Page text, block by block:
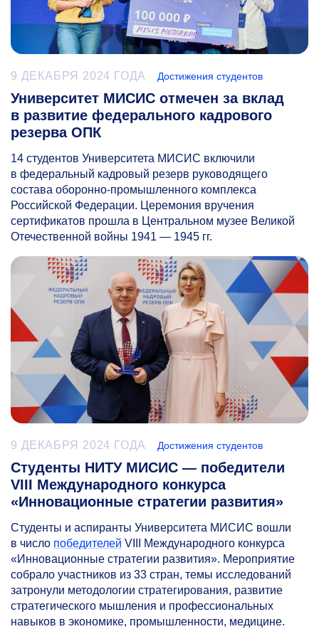
9 ДЕКАБРЯ 2024 ГОДА Достижения студентов
Университет МИСИС отмечен за вклад
в развитие федерального кадрового
резерва ОПК
14 студентов Университета МИСИС включили
в федеральный кадровый резерв руководящего
состава оборонно-промышленного комплекса
Российской Федерации. Церемония вручения
сертификатов прошла в Центральном музее Великой
Отечественной войны 1941 — 1945 гг.
9 ДЕКАБРЯ 2024 ГОДА Достижения студентов
Студенты НИТУ МИСИС — победители
VIII Международного конкурса
«Инновационные стратегии развития»
Студенты и аспиранты Университета МИСИС вошли
в число победителей VIII Международного конкурса
«Инновационные стратегии развития». Мероприятие
собрало участников из 33 стран, темы исследований
затронули методологии стратегирования, развитие
стратегического мышления и профессиональных
навыков в экономике, промышленности, медицине.